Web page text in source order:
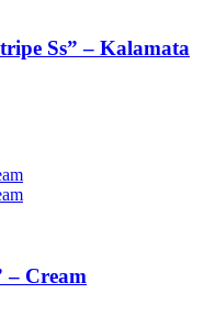
Ss” – Kalamata
– Cream